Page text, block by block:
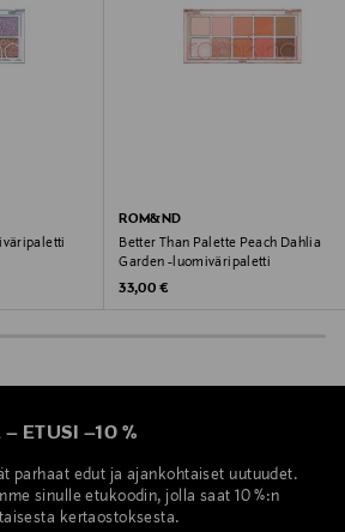
77007, CI 77742, CI 75470, CI 19140
Oy
meikit, K-Beauty, korea,
ROM&ND
Better Than Palette Peach Dahlia
Garden -luomiväripaletti
Original Price
33,00 €
– ETUSI –10 %
parhaat edut ja ajankohtaiset uutuudet.
sinulle etukoodin, jolla saat 10 %:n
kertaostoksesta.